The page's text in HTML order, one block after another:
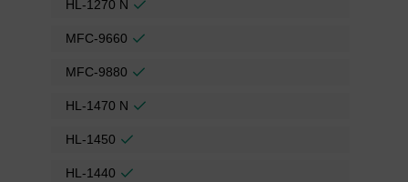
HL-1270 N
MFC-9660
MFC-9880
HL-1470 N
HL-1450
HL-1440